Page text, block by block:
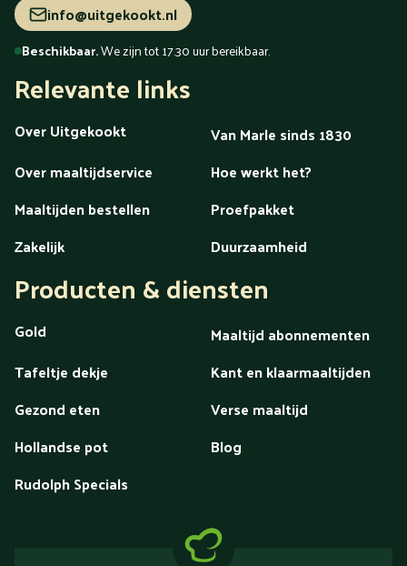
info@uitgekookt.nl
Beschikbaar.We zijn tot 17.30 uur bereikbaar.
Relevante links
Over Uitgekookt
Van Marle sinds 1830
Over maaltijdservice
Hoe werkt het?
Maaltijden bestellen
Proefpakket
Zakelijk
Duurzaamheid
Producten & diensten
Gold
Maaltijd abonnementen
Tafeltje dekje
Kant en klaarmaaltijden
Gezond eten
Verse maaltijd
Hollandse pot
Blog
Rudolph Specials